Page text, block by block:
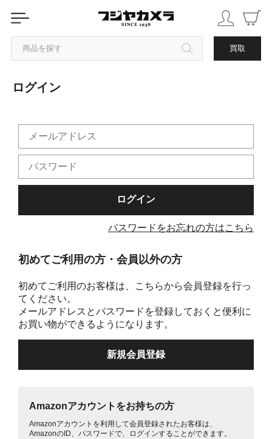
商品を探す 買取
カテゴリから探す
中古品を探す
ログイン
パスワードをお忘れの方はこちら
初めてご利用の方・会員以外の方
初めてご利用のお客様は、こちらから会員登録を行っ
てください。
メールアドレスとパスワードを登録しておくと便利に
お買い物ができるようになります。
Amazonアカウントをお持ちの方
Amazonアカウントを利用して会員登録されたお客様は、
AmazonのID、パスワードで、ログインすることができます。